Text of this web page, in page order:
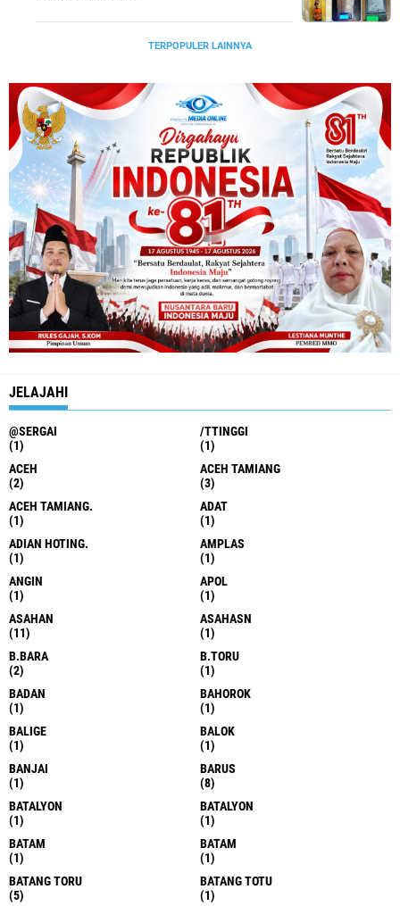
TERPOPULER LAINNYA
JELAJAHI
@SERGAI
(1)
/TTINGGI
(1)
ACEH
(2)
ACEH TAMIANG
(3)
ACEH TAMIANG.
(1)
ADAT
(1)
ADIAN HOTING.
(1)
AMPLAS
(1)
ANGIN
(1)
APOL
(1)
ASAHAN
(11)
ASAHASN
(1)
B.BARA
(2)
B.TORU
(1)
BADAN
(1)
BAHOROK
(1)
BALIGE
(1)
BALOK
(1)
BANJAI
(1)
BARUS
(8)
BATALYON
(1)
BATALYON
(1)
BATAM
(1)
BATAM
(1)
BATANG TORU
(5)
BATANG TOTU
(1)